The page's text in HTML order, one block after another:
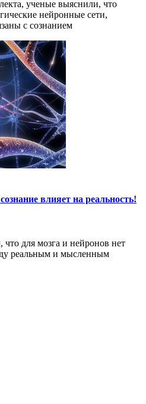
ученые выяснили, что
нейронные сети,
с сознанием
влияет на реальность!
что для мозга и нейронов нет
реальным и мысленным